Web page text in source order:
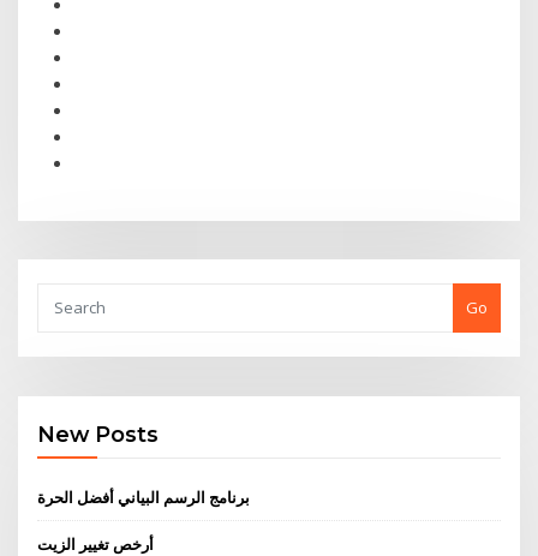
Go
New Posts
برنامج الرسم البياني أفضل الحرة
أرخص تغيير الزيت